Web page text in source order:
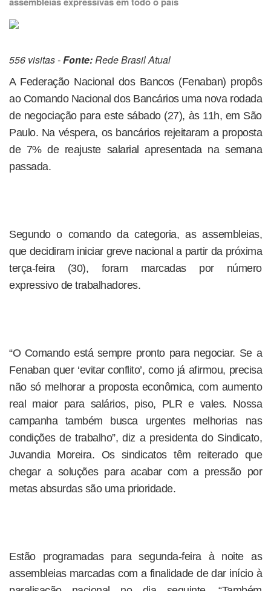
556 visitas -Fonte:Rede Brasil Atual
A Federação Nacional dos Bancos (Fenaban) propôs
ao Comando Nacional dos Bancários uma nova rodada
de negociação para este sábado (27), às 11h, em São
Paulo. Na véspera, os bancários rejeitaram a proposta
de 7% de reajuste salarial apresentada na semana
passada.
Segundo o comando da categoria, as assembleias,
que decidiram iniciar greve nacional a partir da próxima
terça-feira (30), foram marcadas por número
expressivo de trabalhadores.
“O Comando está sempre pronto para negociar. Se a
Fenaban quer ‘evitar conflito’, como já afirmou, precisa
não só melhorar a proposta econômica, com aumento
real maior para salários, piso, PLR e vales. Nossa
campanha também busca urgentes melhorias nas
condições de trabalho”, diz a presidenta do Sindicato,
Juvandia Moreira. Os sindicatos têm reiterado que
chegar a soluções para acabar com a pressão por
metas absurdas são uma prioridade.
Estão programadas para segunda-feira à noite as
assembleias marcadas com a finalidade de dar início à